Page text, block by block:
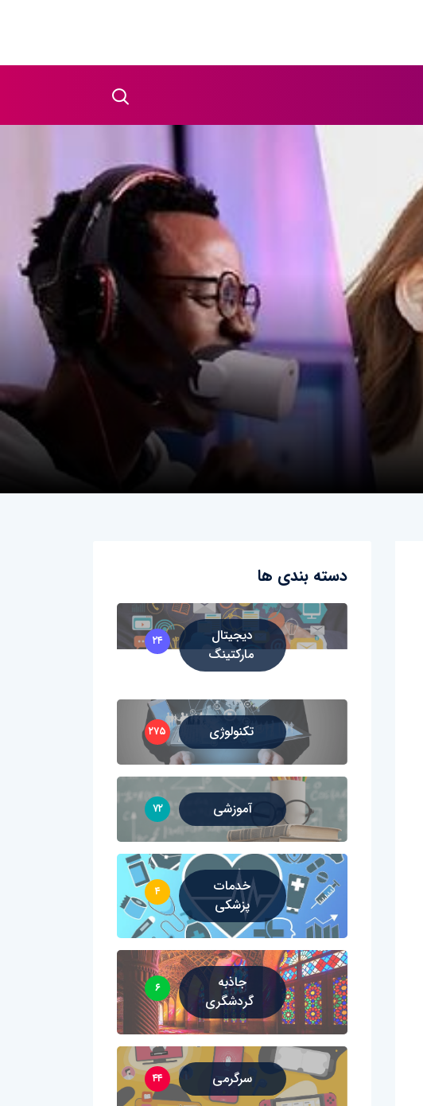
دسته بندی ها
دیجیتال
مارکتینگ
۲۴
تکنولوژی ۲۷۵
آموزشی ۷۲
خدمات
پزشکی
۴
جاذبه
گردشگری
۶
سرگرمی ۴۴